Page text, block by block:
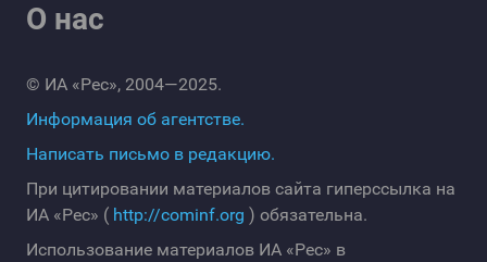
О нас
© ИА «Рес», 2004—2025.
Информация об агентстве.
Написать письмо в редакцию.
При цитировании материалов сайта гиперссылка на
ИА «Рес» ( http://cominf.org ) обязательна.
Использование материалов ИА «Рес» в